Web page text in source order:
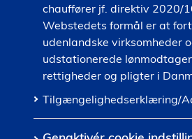
chauffører jf. direktiv 2020/
Webstedets formål er at
udenlandske virksomheder
udstationerede
rettigheder og pligter i
Tilgængelighedserklæring/